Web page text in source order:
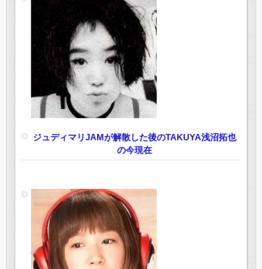
ジュディマリJAMが解散した後のTAKUYA浅沼拓也
の今現在